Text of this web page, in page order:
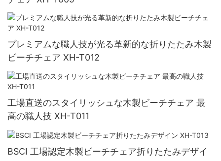
プレミアムな職人技が光る革新的な折りたたみ木製
ビーチチェア XH-T012
工場直送のスタイリッシュな木製ビーチチェア 最
高の職人技 XH-T011
BSCI 工場認定木製ビーチチェア折りたたみデザイ